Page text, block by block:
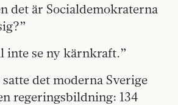
det är Socialdemokraterna
inte se ny kärnkraft.”
det moderna Sverige
regeringsbildning: 134